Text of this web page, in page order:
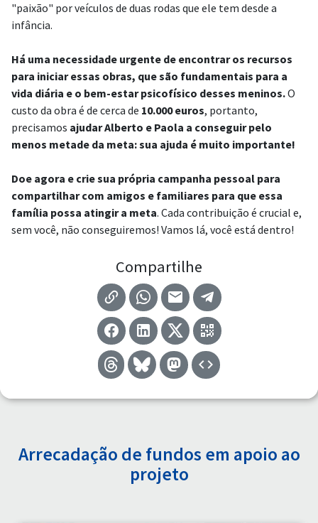
"paixão" por veículos de duas rodas que ele tem desde a
infância.
Há uma necessidade urgente de encontrar os recursos
para iniciar essas obras, que são fundamentais para a
vida diária e o bem-estar psicofísico desses meninos.O
custo da obra é de cerca de 10.000 euros, portanto,
precisamos ajudar Alberto e Paola a conseguir pelo
menos metade da meta: sua ajuda é muito importante!
Doe agora e crie sua própria campanha pessoal para
compartilhar com amigos e familiares para que essa
família possa atingir a meta. Cada contribuição é crucial e,
sem você, não conseguiremos! Vamos lá, você está dentro!
Compartilhe
Arrecadação de fundos em apoio ao
projeto